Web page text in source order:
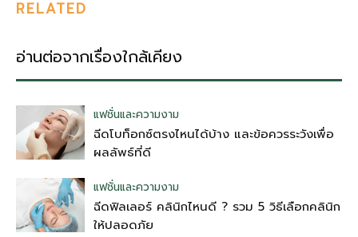
RELATED
อ่านต่อจากเรื่องใกล้เคียง
แฟชั่นและความงาม
ฉีดโบท็อกซ์ตรงไหนได้บ้าง และข้อควรระวังเพื่อ
ผลลัพธ์ที่ดี
แฟชั่นและความงาม
ฉีดฟิลเลอร์ คลินิกไหนดี ? รวม 5 วิธีเลือกคลินิก
ให้ปลอดภัย